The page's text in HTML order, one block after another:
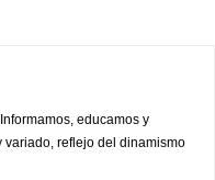
educamos y
variado, reflejo del dinamismo